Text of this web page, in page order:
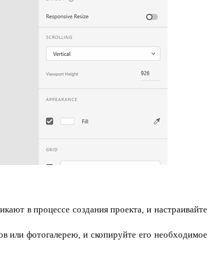
в процессе создания проекта, и настраивайте
или фотогалерею, и скопируйте его необходимое